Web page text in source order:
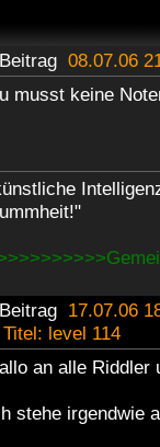
08.07.06
musst keine
17.07.06
level 114
an alle Riddler
stehe irgendwie